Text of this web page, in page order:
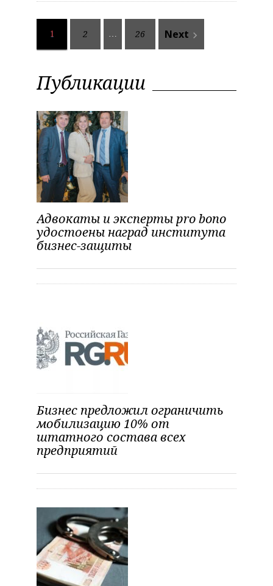
Н
а
в
и
г
а
ц
и
я
п
о
з
а
с
я
м
1 2 … 26 Next navigate_next
Публикации
Адвокаты и эксперты pro bono
удостоены наград института
бизнес-защиты
Бизнес предложил ограничить
мобилизацию 10% от
штатного состава всех
предприятий